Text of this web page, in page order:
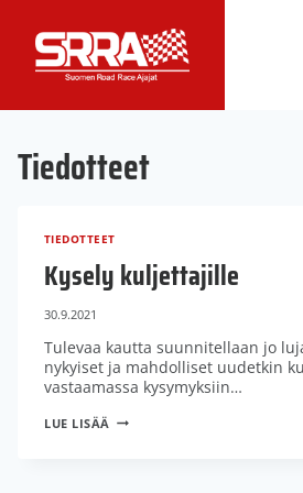
sisältöön
Tiedotteet
TIEDOTTEET
Kysely kuljettajille
30.9.2021
Tulevaa kautta suunnitellaan jo
nykyiset ja mahdolliset uudetkin
vastaamassa kysymyksiin…
LUE LISÄÄ KYSELY